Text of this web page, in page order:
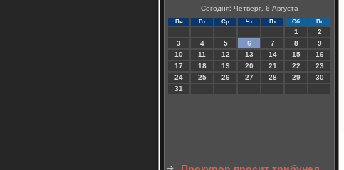
Сегодня: Четверг, 6 Августа
Пн Вт Ср Чт Пт Сб Вс
1
2
3
4 5 6 7 8
9
10
11 12 13 14 15
16
17
18 19 20 21 22
23
24
25 26 27 28 29
30
31